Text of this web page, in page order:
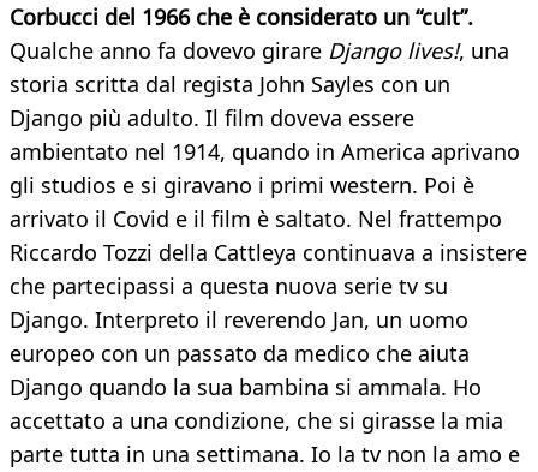
Corbucci del 1966 che è considerato un “cult”.
Qualche anno fa dovevo girare Django lives!, una
storia scritta dal regista John Sayles con un
Django più adulto. Il film doveva essere
ambientato nel 1914, quando in America aprivano
gli studios e si giravano i primi western. Poi è
arrivato il Covid e il film è saltato. Nel frattempo
Riccardo Tozzi della Cattleya continuava a insistere
che partecipassi a questa nuova serie tv su
Django. Interpreto il reverendo Jan, un uomo
europeo con un passato da medico che aiuta
Django quando la sua bambina si ammala. Ho
accettato a una condizione, che si girasse la mia
parte tutta in una settimana. Io la tv non la amo e